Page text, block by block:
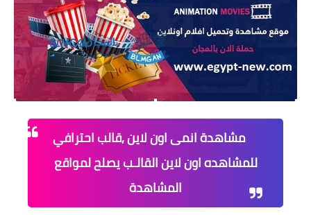
مشاهدة انمى اون لاين ,قالب احترافي
للمشاهده اون لاين القالـب يصلح لمواقع
المشاهدة